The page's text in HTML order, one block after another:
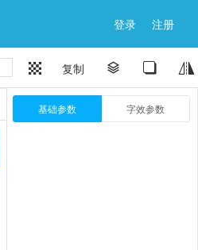
登录 注册
 复制   
基础参数 字效参数